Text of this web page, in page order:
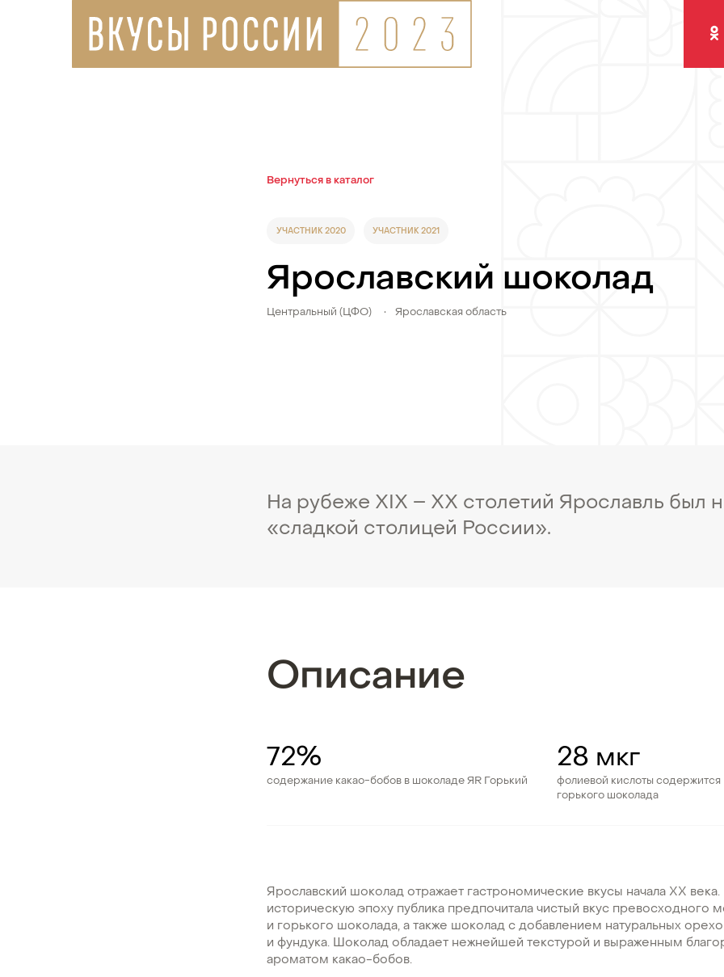
Вернуться в каталог
УЧАСТНИК 2020 УЧАСТНИК 2021
Ярославский шоколад
Центральный (ЦФО) • Ярославская область
На рубеже XIX – ХХ столетий Ярославль был
«сладкой столицей России».
Описание
72%
содержание какао-бобов в шоколаде ЯR Горький
28 мкг
фолиевой кислоты содержится
горького шоколада
Ярославский шоколад отражает гастрономические вкусы начала XX века.
историческую эпоху публика предпочитала чистый вкус превосходного
и горького шоколада, а также шоколад с добавлением натуральных
и фундука. Шоколад обладает нежнейшей текстурой и выраженным
ароматом какао-бобов.